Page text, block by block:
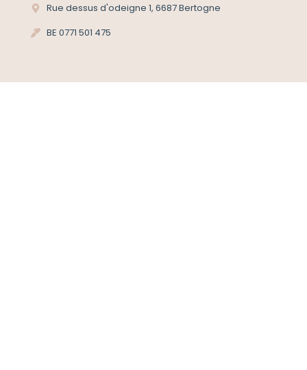
Rue dessus d'odeigne 1, 6687 Bertogne
BE 0771 501 475